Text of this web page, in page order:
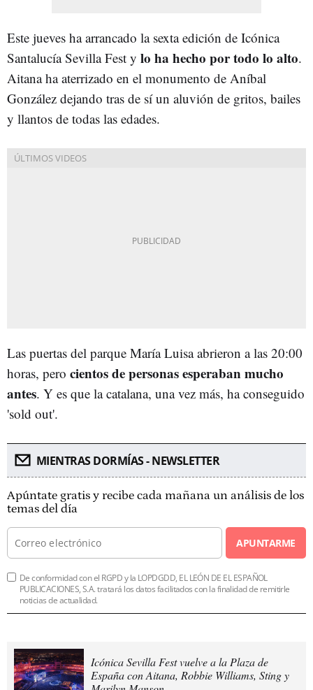
Este jueves ha arrancado la sexta edición de Icónica
Santalucía Sevilla Fest y lo ha hecho por todo lo alto.
Aitana ha aterrizado en el monumento de Aníbal
González dejando tras de sí un aluvión de gritos, bailes
y llantos de todas las edades.
Las puertas del parque María Luisa abrieron a las 20:00
horas, pero cientos de personas esperaban mucho
antes. Y es que la catalana, una vez más, ha conseguido
'sold out'.
MIENTRAS DORMÍAS - NEWSLETTER
Apúntate gratis y recibe cada mañana un análisis de los
temas del día
APUNTARME
De conformidad con el RGPD y la LOPDGDD, EL LEÓN DE EL ESPAÑOL
PUBLICACIONES, S.A. tratará los datos facilitados con la finalidad de remitirle
noticias de actualidad.
Icónica Sevilla Fest vuelve a la Plaza de
España con Aitana, Robbie Williams, Sting y